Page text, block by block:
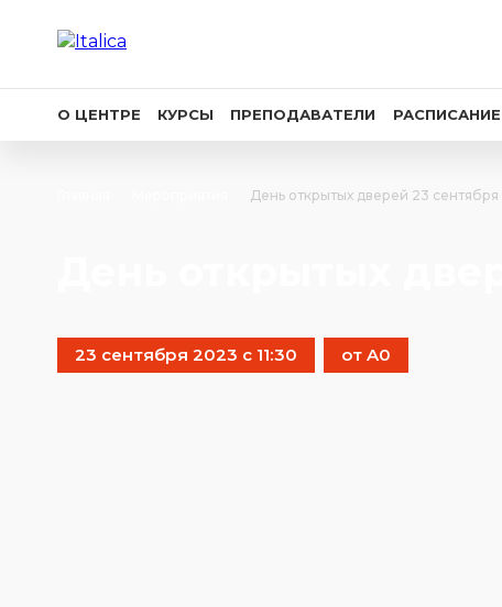
О ЦЕНТРЕ КУРСЫ ПРЕПОДАВАТЕЛИ РАСПИСАНИЕ
День открытых дверей 23 сентября
23 сентября 2023 с 11:30 от A0